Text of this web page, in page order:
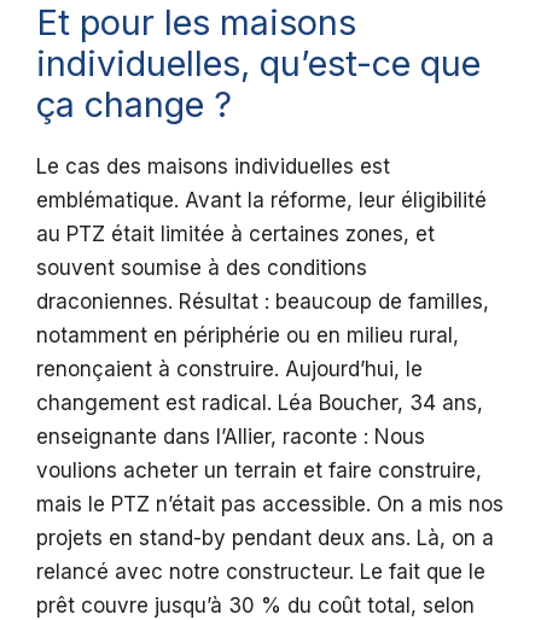
Et pour les maisons
individuelles, qu’est-ce que
ça change ?
Le cas des maisons individuelles est
emblématique. Avant la réforme, leur éligibilité
au PTZ était limitée à certaines zones, et
souvent soumise à des conditions
draconiennes. Résultat : beaucoup de familles,
notamment en périphérie ou en milieu rural,
renonçaient à construire. Aujourd’hui, le
changement est radical. Léa Boucher, 34 ans,
enseignante dans l’Allier, raconte : Nous
voulions acheter un terrain et faire construire,
mais le PTZ n’était pas accessible. On a mis nos
projets en stand-by pendant deux ans. Là, on a
relancé avec notre constructeur. Le fait que le
prêt couvre jusqu’à 30 % du coût total, selon